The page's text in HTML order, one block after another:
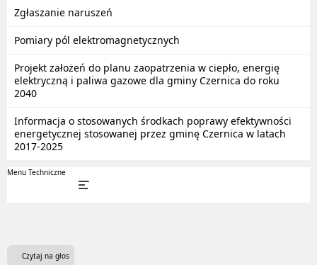
Zgłaszanie naruszeń
Pomiary pól elektromagnetycznych
Projekt założeń do planu zaopatrzenia w ciepło, energię
elektryczną i paliwa gazowe dla gminy Czernica do roku
2040
Informacja o stosowanych środkach poprawy efektywności
energetycznej stosowanej przez gminę Czernica w latach
2017-2025
Menu Techniczne
Czytaj na głos